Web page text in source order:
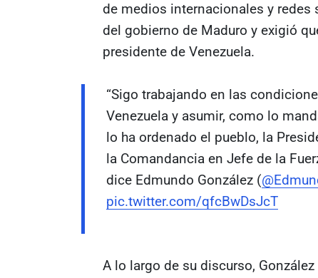
de medios internacionales y redes
del gobierno de Maduro y exigió
presidente de Venezuela.
“Sigo trabajando en las
Venezuela y asumir, como lo
lo ha ordenado el pueblo, la
la Comandancia en Jefe de la
dice Edmundo González (
pic.twitter.com/qfcBwDsJcT
A lo largo de su discurso,